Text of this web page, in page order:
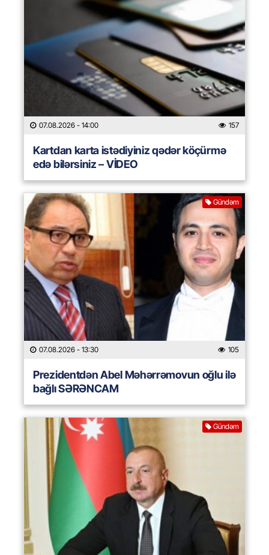
07.08.2026 - 14:00 157
Kartdan karta istədiyiniz qədər köçürmə
edə bilərsiniz – VİDEO
Gündəm
07.08.2026 - 13:30 105
Prezidentdən Abel Məhərrəmovun oğlu ilə
bağlı SƏRƏNCAM
Gündəm